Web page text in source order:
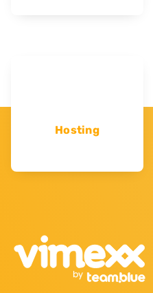
Hosting